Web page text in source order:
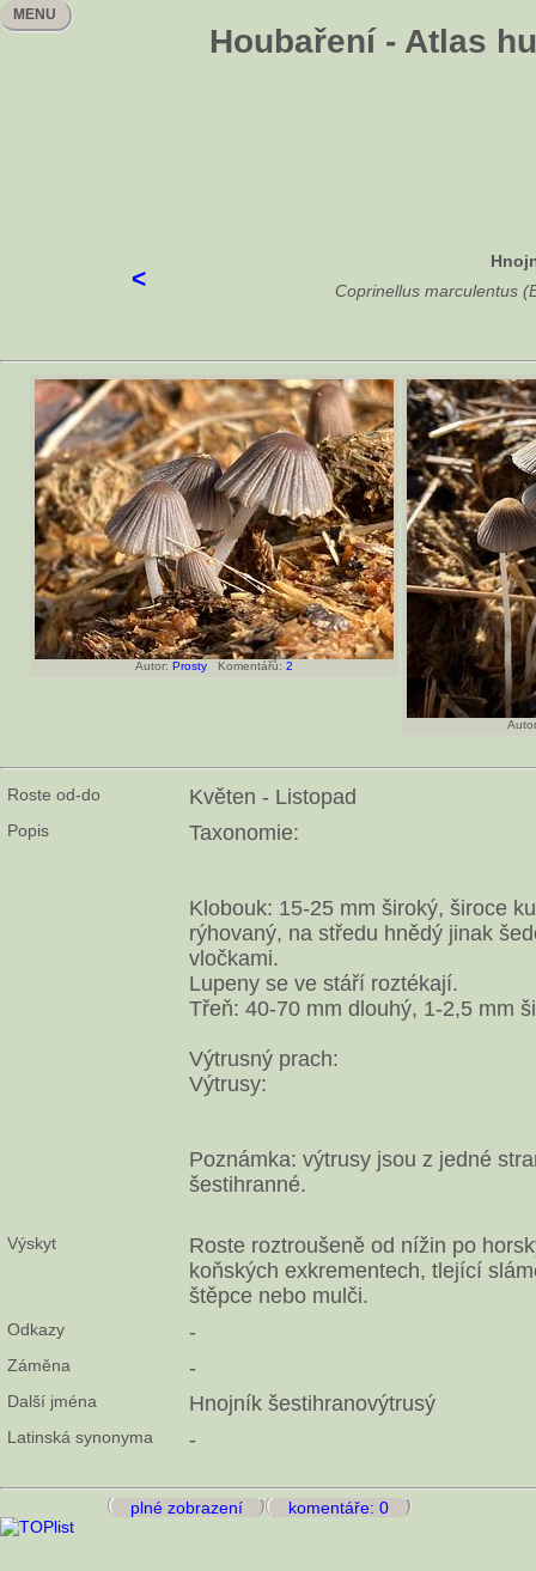
Houbaření - Atlas
MENU
<
Coprinellus marculentus
Autor: Prosty Komentářů: 2
Roste od-do Květen - Listopad
Popis Taxonomie:
Klobouk: 15-25 mm široký, široce
rýhovaný, na středu hnědý jinak
vločkami.
Lupeny se ve stáří roztékají.
Třeň: 40-70 mm dlouhý, 1-2,5 mm
Výtrusný prach:
Výtrusy:
Poznámka: výtrusy jsou z jedné
šestihranné.
Výskyt
Roste roztroušeně od nížin po
koňských exkrementech, tlející
štěpce nebo mulči.
Odkazy -
Záměna -
Další jména Hnojník šestihranovýtrusý
Latinská synonyma -